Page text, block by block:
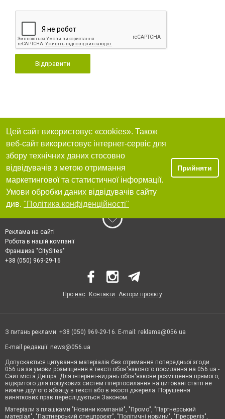
Відправити
Цей сайт використовує «cookies». Також
веб-сайт використовує інтернет-сервіс для
збору технічних даних стосовно
відвідувачів з метою отримання
маркетингової та статистичної інформації.
Умови обробки даних відвідувачів сайту
див. "Політика конфіденційності"
Прийняти
Реклама на сайті
Робота в нашій компанії
Франшиза "CitySites"
+38 (050) 969-29-16
Про нас Контакти Автори проєкту
З питань реклами: +38 (050) 969-29-16. E-mail: reklama@056.ua
E-mail редакції: news@056.ua
Допускається цитування матеріалів без отримання попередньої згоди
056.ua за умови розміщення в тексті обов'язкового посилання на 056.ua -
Сайт міста Дніпра. Для інтернет-видань обов'язкове розміщення прямого,
відкритого для пошукових систем гіперпосилання на цитовані статті не
нижче другого абзацу в тексті або в якості джерела. Порушення
виняткових прав переслідується Законом.
Матеріали з плашками "Новини компаній", "Промо", "Партнерський
матеріал", "Партнерський спецпроєкт", "Політичні новини", "Пресреліз",